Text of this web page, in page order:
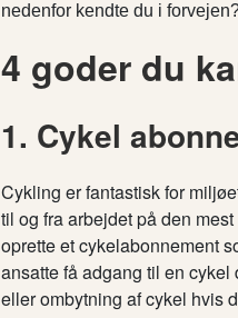
nedenfor kendte du i
4 goder du
1. Cykel
Cykling er fantastisk for
til og fra arbejdet på den
oprette et cykelabonnement
ansatte få adgang til en
eller ombytning af cykel hvis